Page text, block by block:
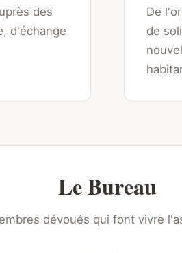
des
d'échange
De
de
Le Bureau
dévoués qui font vivre